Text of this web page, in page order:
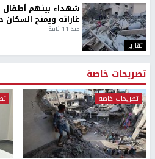
تقارير
شهداء بينهم أطفال
غاراته ويمنح السكان
منذ 11 ثانية
تصريحات خاصة
تصريحات خاصة